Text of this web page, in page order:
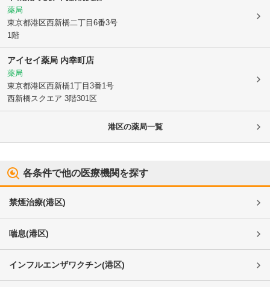
薬局
東京都港区西新橋二丁目6番3号
1階
アイセイ薬局 内幸町店
薬局
東京都港区西新橋1丁目3番1号
西新橋スクエア 3階301区
港区の薬局一覧
各条件で他の医療機関を探す
禁煙治療(港区)
喘息(港区)
インフルエンザワクチン(港区)